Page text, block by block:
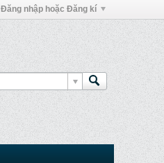
Đăng nhập hoặc Đăng kí